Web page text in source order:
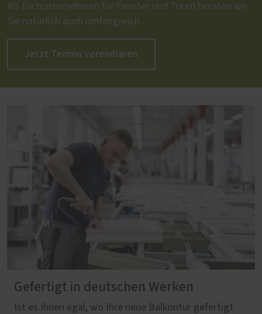
Als Fachunternehmen für Fenster und Türen beraten wir
Sie natürlich auch umfangreich.
Jetzt Termin vereinbaren
Gefertigt in deutschen Werken
Ist es Ihnen egal, wo Ihre neue Balkontür gefertigt